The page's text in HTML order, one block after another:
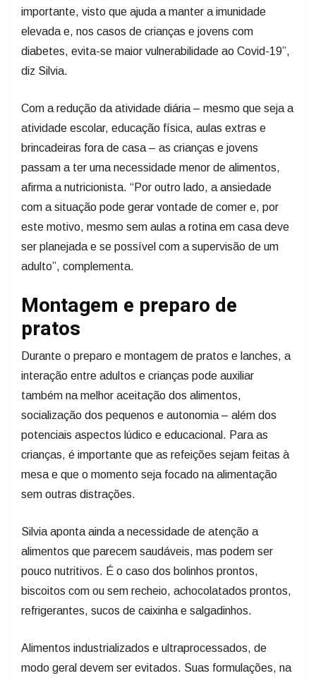
importante, visto que ajuda a manter a imunidade
elevada e, nos casos de crianças e jovens com
diabetes, evita-se maior vulnerabilidade ao Covid-19”,
diz Silvia.
Com a redução da atividade diária – mesmo que seja a
atividade escolar, educação física, aulas extras e
brincadeiras fora de casa – as crianças e jovens
passam a ter uma necessidade menor de alimentos,
afirma a nutricionista. “Por outro lado, a ansiedade
com a situação pode gerar vontade de comer e, por
este motivo, mesmo sem aulas a rotina em casa deve
ser planejada e se possível com a supervisão de um
adulto”, complementa.
Montagem e preparo de
pratos
Durante o preparo e montagem de pratos e lanches, a
interação entre adultos e crianças pode auxiliar
também na melhor aceitação dos alimentos,
socialização dos pequenos e autonomia – além dos
potenciais aspectos lúdico e educacional. Para as
crianças, é importante que as refeições sejam feitas à
mesa e que o momento seja focado na alimentação
sem outras distrações.
Silvia aponta ainda a necessidade de atenção a
alimentos que parecem saudáveis, mas podem ser
pouco nutritivos. É o caso dos bolinhos prontos,
biscoitos com ou sem recheio, achocolatados prontos,
refrigerantes, sucos de caixinha e salgadinhos.
Alimentos industrializados e ultraprocessados, de
modo geral devem ser evitados. Suas formulações, na